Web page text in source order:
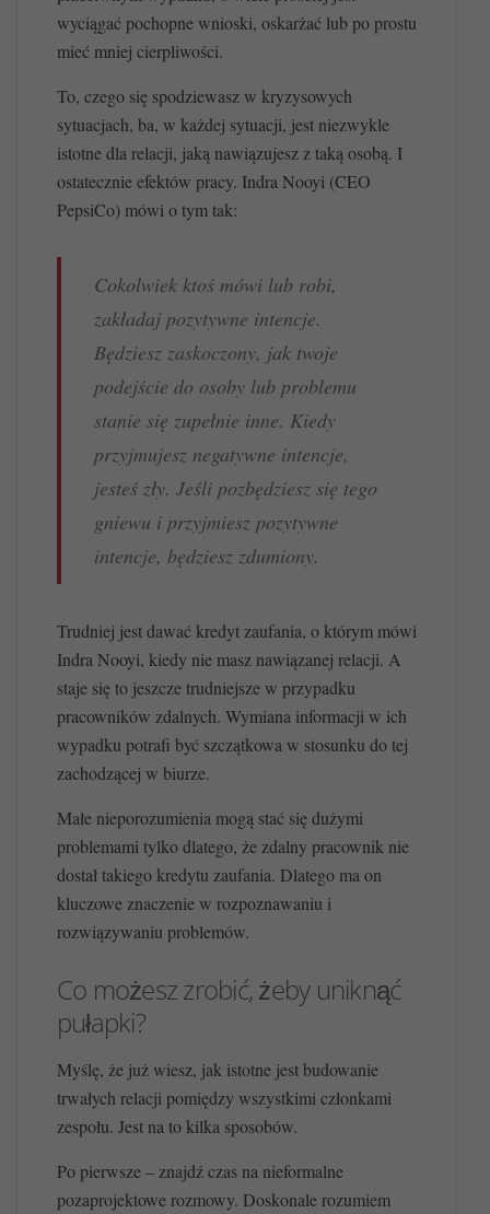
wyciągać pochopne wnioski, oskarżać lub po prostu
mieć mniej cierpliwości.
To, czego się spodziewasz w kryzysowych
sytuacjach, ba, w każdej sytuacji, jest niezwykle
istotne dla relacji, jaką nawiązujesz z taką osobą. I
ostatecznie efektów pracy. Indra Nooyi (CEO
PepsiCo) mówi o tym tak:
Cokolwiek ktoś mówi lub robi,
zakładaj pozytywne intencje.
Będziesz zaskoczony, jak twoje
podejście do osoby lub problemu
stanie się zupełnie inne. Kiedy
przyjmujesz negatywne intencje,
jesteś zły. Jeśli pozbędziesz się tego
gniewu i przyjmiesz pozytywne
intencje, będziesz zdumiony.
Trudniej jest dawać kredyt zaufania, o którym mówi
Indra Nooyi, kiedy nie masz nawiązanej relacji. A
staje się to jeszcze trudniejsze w przypadku
pracowników zdalnych. Wymiana informacji w ich
wypadku potrafi być szczątkowa w stosunku do tej
zachodzącej w biurze.
Małe nieporozumienia mogą stać się dużymi
problemami tylko dlatego, że zdalny pracownik nie
dostał takiego kredytu zaufania. Dlatego ma on
kluczowe znaczenie w rozpoznawaniu i
rozwiązywaniu problemów.
Co możesz zrobić, żeby uniknąć
pułapki?
Myślę, że już wiesz, jak istotne jest budowanie
trwałych relacji pomiędzy wszystkimi członkami
zespołu. Jest na to kilka sposobów.
Po pierwsze – znajdź czas na nieformalne
pozaprojektowe rozmowy. Doskonale rozumiem